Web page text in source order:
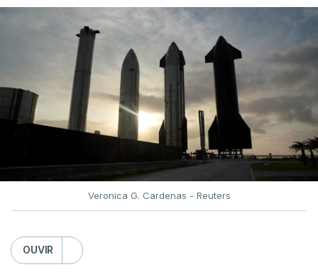
Veronica G. Cardenas - Reuters
OUVIR